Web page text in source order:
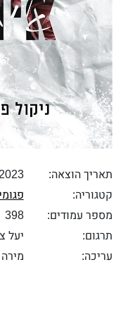
תאריך הוצאה:
קטגוריה:
מספר עמודים:
398
תרגום:
יעל
עריכה: